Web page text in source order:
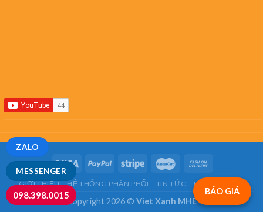
MESSENGER
ZALO
098.398.0015 BÁO GIÁ
GIỚI THIỆU HỆ THỐNG PHÂN PHỐI TIN TỨC LIÊN HỆ
Copyright 2026 © Viet Xanh MHE